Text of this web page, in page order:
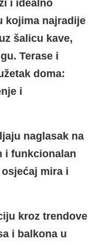
i idealno
kojima najradije
šalicu kave,
Terase i
doma:
i
naglasak na
i funkcionalan
mira i
kroz trendove
i balkona u